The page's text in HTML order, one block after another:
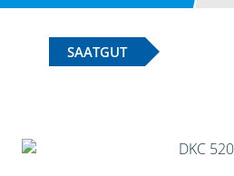
SAATGUT